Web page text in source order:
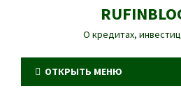
О кредитах,
ОТКРЫТЬ МЕНЮ